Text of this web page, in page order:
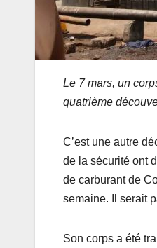
Le 7 mars, un
quatrième
C’est une autre
de la sécurité ont
de carburant de
semaine. Il serait
Son corps a été